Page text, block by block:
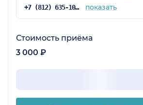
+7 (812) 635-10-66 показать
Стоимость приёма
3 000 ₽